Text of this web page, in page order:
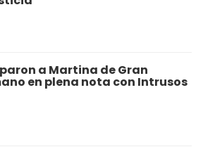
a Martina de Gran
en plena nota con Intrusos